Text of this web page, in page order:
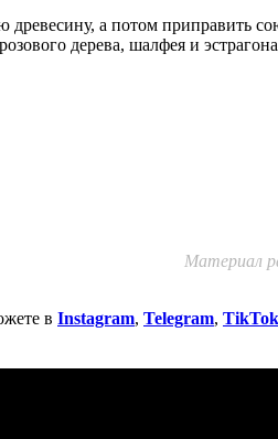
а потом приправить
дерева, шалфея и
Материал
в Instagram, Telegram, TikTok